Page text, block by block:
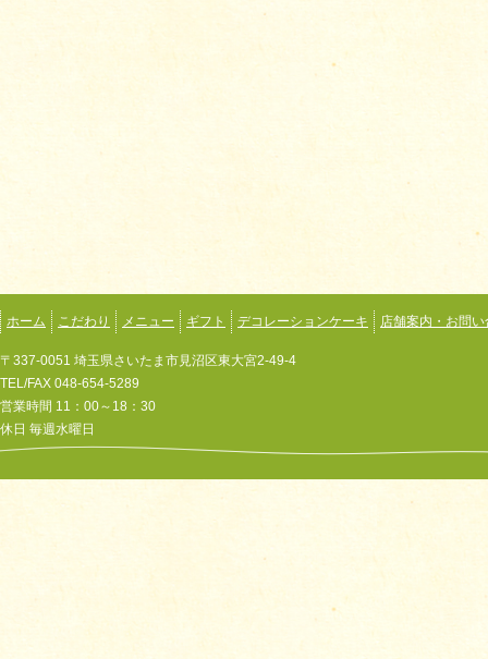
ホーム こだわり メニュー ギフト デコレーションケーキ 店舗案内・お問い
〒337-0051 埼玉県さいたま市見沼区東大宮2-49-4
TEL/FAX 048-654-5289
営業時間 11：00～18：30
休日 毎週水曜日